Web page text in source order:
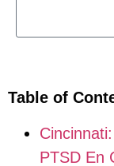
Table of
PTSD En